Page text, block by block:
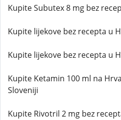
Kupite Subutex 8 mg bez
Kupite lijekove bez recepta u
Kupite lijekove bez recepta u
Kupite Ketamin 100 ml na
Sloveniji
Kupite Rivotril 2 mg bez